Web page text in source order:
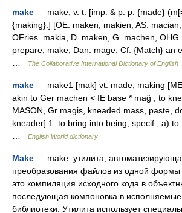
make — make, v. t. [imp. & p. p. {made}
{making}.] [OE. maken, makien, AS.
OFries. makia, D. maken, G. machen,
prepare, make, Dan. mage. Cf. {Match} an
The Collaborative International Dictionary of English
make — make1 [māk] vt. made, making
akin to Ger machen < IE base * maĝ , to
MASON, Gr magis, kneaded mass, paste,
kneader] 1. to bring into being; specif., a) to
English World dictionary
Make — make утилита,
преобразования файлов из одной формы
это компиляция исходного кода в
последующая компоновка в
библиотеки. Утилита использует